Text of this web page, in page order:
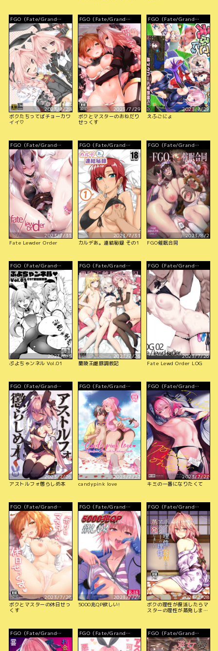
FGO（Fate/Grand
Order）
2023/7/28
ボクたちってばチョーカワ
イイ♡
FGO（Fate/Grand
Order）
2023/7/29
ボクとマスターのおねだり
せっくす
FGO（Fate/Grand
Order）
2023/7/29
えふごにょ
FGO（Fate/Grand
Order）
2023/7/31
Fate Lewder Order
FGO（Fate/Grand
Order）
2023/7/31
カルデあ。連結秘録 その1
FGO（Fate/Grand
Order）
2023/8/2
FGO催眠合同
FGO（Fate/Grand
Order）
2023/8/3
ぷよちゃンネル Vol.01
FGO（Fate/Grand
Order）
2023/7/26
蘭陵王雌豚調教記
FGO（Fate/Grand
Order）
2023/7/26
Fate Lewd Order LOG
FGO（Fate/Grand
Order）
2023/7/26
アストルフォ懲らしめ本
FGO（Fate/Grand
Order）
2023/7/27
candypink love
FGO（Fate/Grand
Order）
2023/7/27
キミの一番になりたくて
FGO（Fate/Grand
Order）
2023/7/28
ボクとマスターの休日せっ
くす
FGO（Fate/Grand
Order）
2023/7/28
5000兆QP欲しい!
FGO（Fate/Grand
Order）
2023/7/28
ボクの理性が復活したらマ
スターの理性が蒸発しまし
FGO（Fate/Grand
Order）
FGO（Fate/Grand
Order）
FGO（Fate/Grand
Order）